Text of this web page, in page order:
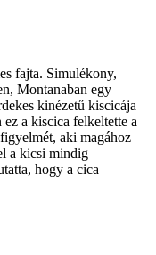
fajta. Simulékony,
Montanaban egy
kinézetű kiscicája
a kiscica felkeltette a
aki magához
a kicsi mindig
hogy a cica